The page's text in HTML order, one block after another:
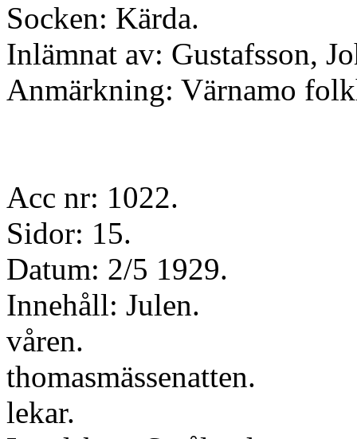
Socken: Kärda.
Inlämnat av: Gustafsson,
Anmärkning: Värnamo
Acc nr: 1022.
Sidor: 15.
Datum: 2/5 1929.
Innehåll: Julen.
våren.
thomasmässenatten.
lekar.